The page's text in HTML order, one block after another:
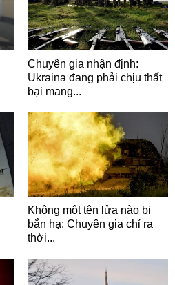
Chuyên gia nhận định:
Ukraina đang phải chịu thất
bại mang...
Không một tên lửa nào bị
bắn hạ: Chuyên gia chỉ ra
thời...